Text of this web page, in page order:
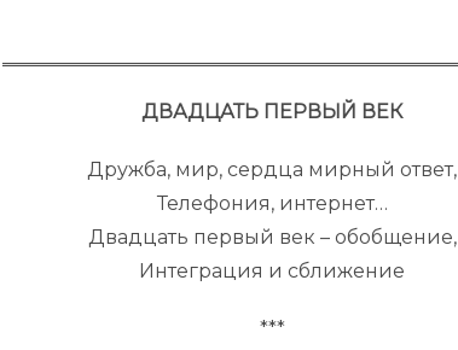
ДВАДЦАТЬ ПЕРВЫЙ ВЕК
Дружба, мир, сердца мирный ответ,
Телефония, интернет…
Двадцать первый век – обобщение,
Интеграция и сближение
***